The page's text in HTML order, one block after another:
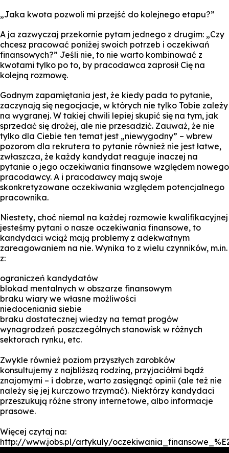
„Jaka kwota pozwoli mi przejść do kolejnego etapu?”
A ja zazwyczaj przekornie pytam jednego z drugim: „Czy
chcesz pracować poniżej swoich potrzeb i oczekiwań
finansowych?” Jeśli nie, to nie warto kombinować z
kwotami tylko po to, by pracodawca zaprosił Cię na
kolejną rozmowę.
Godnym zapamiętania jest, że kiedy pada to pytanie,
zaczynają się negocjacje, w których nie tylko Tobie zależy
na wygranej. W takiej chwili lepiej skupić się na tym, jak
sprzedać się drożej, ale nie przesadzić. Zauważ, że nie
tylko dla Ciebie ten temat jest „niewygodny” – wbrew
pozorom dla rekrutera to pytanie również nie jest łatwe,
zwłaszcza, że każdy kandydat reaguje inaczej na
pytanie o jego oczekiwania finansowe względem nowego
pracodawcy. A i pracodawcy mają swoje
skonkretyzowane oczekiwania względem potencjalnego
pracownika.
Niestety, choć niemal na każdej rozmowie kwalifikacyjnej
jesteśmy pytani o nasze oczekiwania finansowe, to
kandydaci wciąż mają problemy z adekwatnym
zareagowaniem na nie. Wynika to z wielu czynników, m.in.
z:
ograniczeń kandydatów
blokad mentalnych w obszarze finansowym
braku wiary we własne możliwości
niedoceniania siebie
braku dostatecznej wiedzy na temat progów
wynagrodzeń poszczególnych stanowisk w różnych
sektorach rynku, etc.
Zwykle również poziom przyszłych zarobków
konsultujemy z najbliższą rodziną, przyjaciółmi bądź
znajomymi – i dobrze, warto zasięgnąć opinii (ale też nie
należy się jej kurczowo trzymać). Niektórzy kandydaci
przeszukują różne strony internetowe, albo informacje
prasowe.
Więcej czytaj na:
http://www.jobs.pl/artykuly/